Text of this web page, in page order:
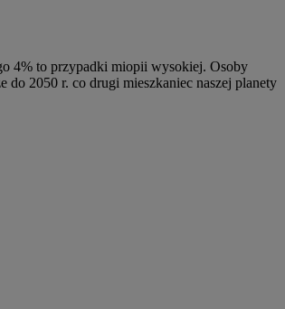
4% to przypadki miopii wysokiej. Osoby
2050 r. co drugi mieszkaniec naszej planety